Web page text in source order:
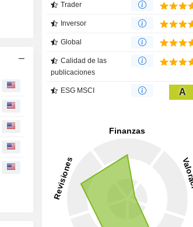
Trader
Inversor
Global
Calidad de las
publicaciones
ESG MSCI A